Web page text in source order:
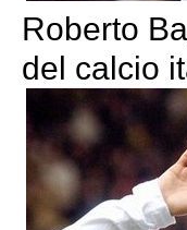
Roberto
del calcio